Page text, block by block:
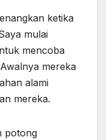
ketika
mulai
mencoba
mereka
alami
mereka.
potong